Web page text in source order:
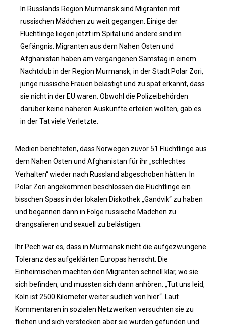
In Russlands Region Murmansk sind Migranten mit
russischen Mädchen zu weit gegangen. Einige der
Flüchtlinge liegen jetzt im Spital und andere sind im
Gefängnis. Migranten aus dem Nahen Osten und
Afghanistan haben am vergangenen Samstag in einem
Nachtclub in der Region Murmansk, in der Stadt Polar Zori,
junge russische Frauen belästigt und zu spät erkannt, dass
sie nicht in der EU waren. Obwohl die Polizeibehörden
darüber keine näheren Auskünfte erteilen wollten, gab es
in der Tat viele Verletzte.
Medien berichteten, dass Norwegen zuvor 51 Flüchtlinge aus
dem Nahen Osten und Afghanistan für ihr „schlechtes
Verhalten“ wieder nach Russland abgeschoben hätten. In
Polar Zori angekommen beschlossen die Flüchtlinge ein
bisschen Spass in der lokalen Diskothek „Gandvik“ zu haben
und begannen dann in Folge russische Mädchen zu
drangsalieren und sexuell zu belästigen.
Ihr Pech war es, dass in Murmansk nicht die aufgezwungene
Toleranz des aufgeklärten Europas herrscht. Die
Einheimischen machten den Migranten schnell klar, wo sie
sich befinden, und mussten sich dann anhören: „Tut uns leid,
Köln ist 2500 Kilometer weiter südlich von hier“. Laut
Kommentaren in sozialen Netzwerken versuchten sie zu
fliehen und sich verstecken aber sie wurden gefunden und